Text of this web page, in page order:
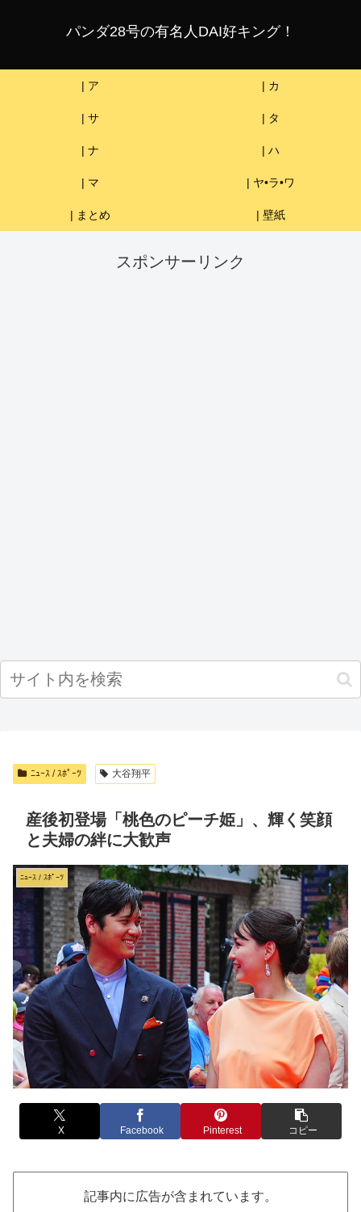
パンダ28号の有名人DAI好キング！
| ア | カ
| サ | タ
| ナ | ハ
| マ | ヤ•ラ•ワ
| まとめ | 壁紙
スポンサーリンク
ﾆｭｰｽ / ｽﾎﾟｰﾂ 大谷翔平
産後初登場「桃色のピーチ姫」、輝く笑顔
と夫婦の絆に大歓声
ﾆｭｰｽ / ｽﾎﾟｰﾂ
X Facebook Pinterest コピー
記事内に広告が含まれています。